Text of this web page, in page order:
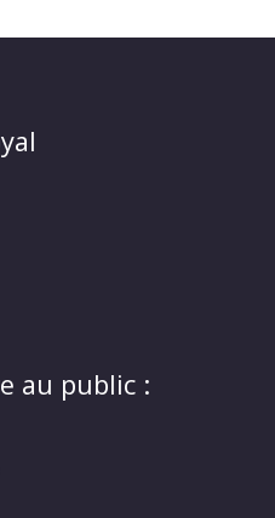
au public :